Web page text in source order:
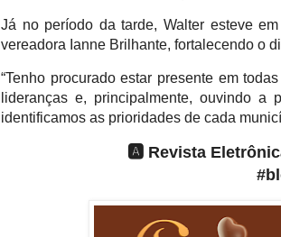
Já no período da tarde, Walter esteve
vereadora Ianne Brilhante, fortalecendo o
“Tenho procurado estar presente em
lideranças e, principalmente, ouvindo
identificamos as prioridades de cada
🅰️ Revista